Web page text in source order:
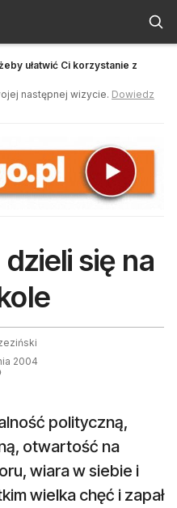
ułatwić Ci korzystanie z
następnej wizycie. Dowiedz
się na
2004
polityczną,
otwartość na
wiara w siebie i
wielka chęć i zapał